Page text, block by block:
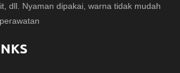
dll. Nyaman dipakai, warna tidak mudah